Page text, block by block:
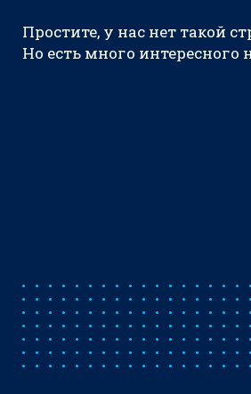
Простите, у нас нет такой
Но есть много интересного